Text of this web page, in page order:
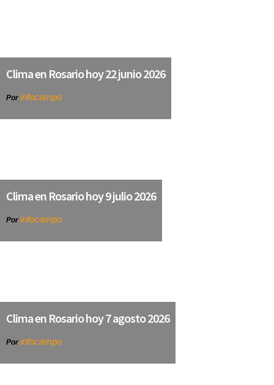
Clima en Rosario hoy 22 junio 2026
Por infocampo
Clima en Rosario hoy 9 julio 2026
Por infocampo
Clima en Rosario hoy 7 agosto 2026
Por infocampo